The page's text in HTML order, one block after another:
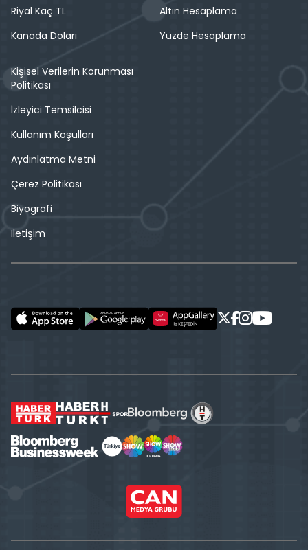
Riyal Kaç TL
Kanada Doları
Altın Hesaplama
Yüzde Hesaplama
Kişisel Verilerin Korunması
Politikası
İzleyici Temsilcisi
Kullanım Koşulları
Aydınlatma Metni
Çerez Politikası
Biyografi
İletişim